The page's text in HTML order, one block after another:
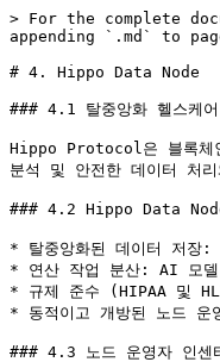
> For the complete
appending `.md` to
# 4. Hippo Data Node
### 4.1 탈중앙화 헬스케
Hippo Protocol은 블록체
분석 및 안전한 데이터 처
### 4.2 Hippo Data
* 탈중앙화된 데이터 저장
* 연산 작업 분산: AI 모델
* 규제 준수 (HIPAA 및
* 동적이고 개방된 노드 운
### 4.3 노드 운영자 인센